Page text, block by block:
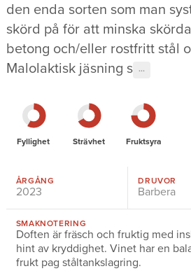
den enda sorten som man
skörd på för att minska
betong och/eller rostfritt stål
Malolaktisk jäsning s
···
Fyllighet Strävhet Fruktsyra
ÅRGÅNG
2023
DRUVOR
Barbera
SMAKNOTERING
Doften är fräsch och fruktig med
hint av kryddighet. Vinet har en
frukt pag ståltankslagring.